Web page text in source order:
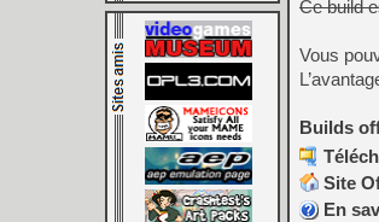
Ce build
Vous
Builds
Site
En